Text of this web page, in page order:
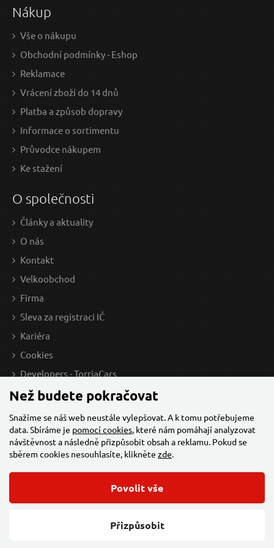
29 Kč / Ks
23.97 Kč bez DPH
Skladem
19 Kč / Ks
15.7 Kč bez DPH
Skladem
Nákup
Vše o nákupu
Obchodní podmínky - Eshop
Reklamace
Vrácení zboží do 14 dnů
Platba a způsob dopravy
Informace o sortimentu
Průvodce nákupem
Ke stažení
O společnosti
Články a aktuality
O nás
Kontakt
Velkoobchod
Firma
Sleva za registraci IČ
Kariéra
Cookies
Developers - TorriaCars
Změnit nastavení cookies
Než budete pokračovat
Snažíme se náš web neustále vylepšovat. A k tomu potřebujeme
data. Sbíráme je pomocí cookies, které nám pomáhají analyzovat
návštěvnost a následně přizpůsobit obsah a reklamu. Pokud se
sběrem cookies nesouhlasíte, klikněte zde.
Přizpůsobit
Povolit vše